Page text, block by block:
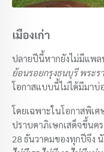
เมืองเก่า
ปลายปีนี้หากยังไม่มีแพ
ย้อนรอยกรุงธนบุรี พระ
โอกาสแบบนี้ไม่ได้มีมาบ่
โดยเฉพาะในโอกาสพิเ
ปราบดาภิเษกเสด็จขึ้นค
28 ธันวาคมของทุกปีจึง